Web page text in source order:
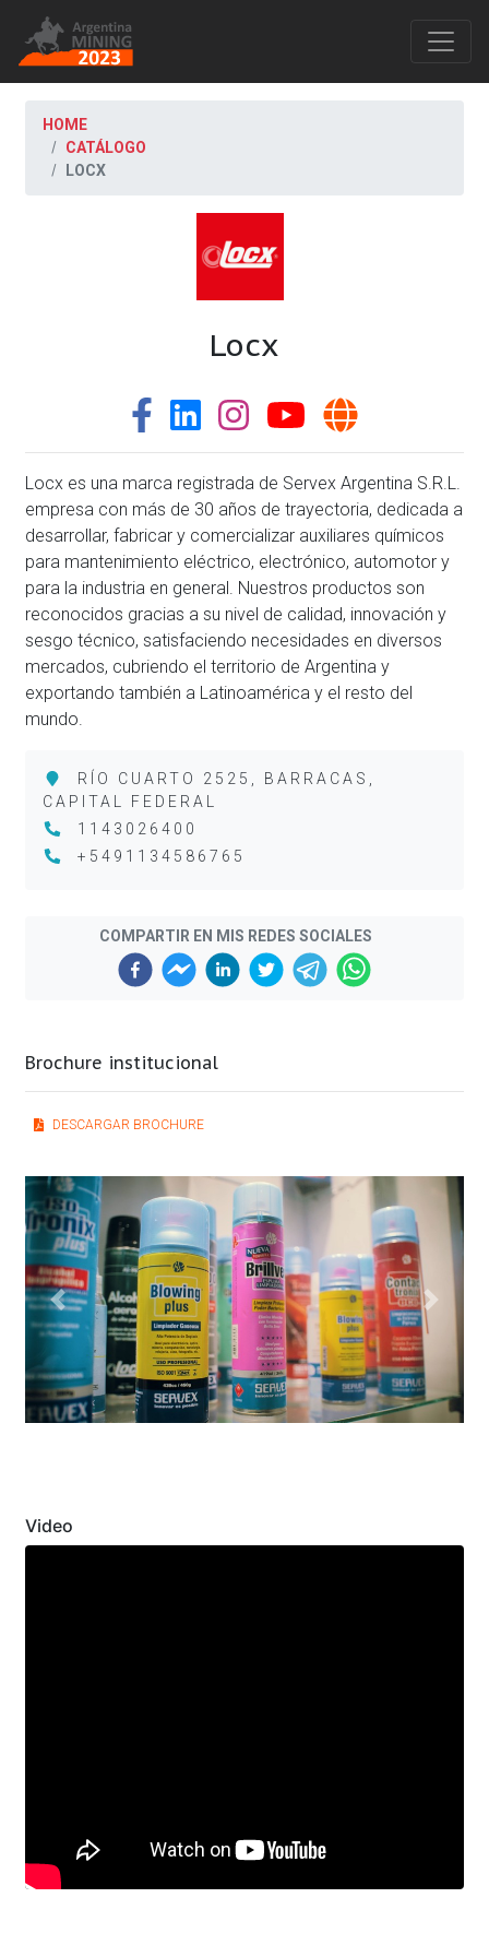
HOME
CATÁLOGO
LOCX
Locx
Locx es una marca registrada de Servex Argentina S.R.L.
empresa con más de 30 años de trayectoria, dedicada a
desarrollar, fabricar y comercializar auxiliares químicos
para mantenimiento eléctrico, electrónico, automotor y
para la industria en general. Nuestros productos son
reconocidos gracias a su nivel de calidad, innovación y
sesgo técnico, satisfaciendo necesidades en diversos
mercados, cubriendo el territorio de Argentina y
exportando también a Latinoamérica y el resto del
mundo.
RÍO CUARTO 2525, BARRACAS,
CAPITAL FEDERAL
1143026400
+5491134586765
COMPARTIR EN MIS REDES SOCIALES
Brochure institucional
DESCARGAR BROCHURE
Previous Next
Video